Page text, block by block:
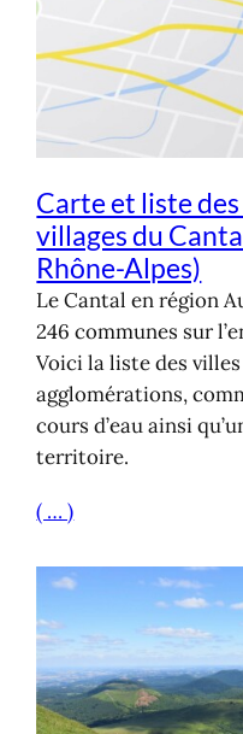
Carte et liste
villages du
Rhône-Alpes)
Le Cantal en région
246 communes sur
Voici la liste des
agglomérations,
cours d’eau ainsi
territoire.
( … )